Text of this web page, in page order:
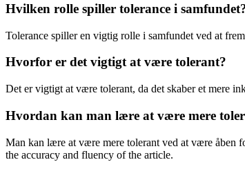
Hvilken rolle spiller tolerance i
Tolerance spiller en vigtig rolle i samfundet ved at
Hvorfor er det vigtigt at være tolerant?
Det er vigtigt at være tolerant, da det skaber et mere
Hvordan kan man lære at være mere
Man kan lære at være mere tolerant ved at være åben
the accuracy and fluency of the article.